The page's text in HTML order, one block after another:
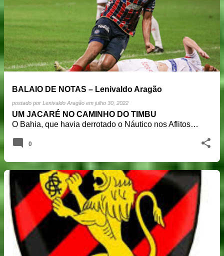
BALAIO DE NOTAS – Lenivaldo Aragão
postado por Lenivaldo Aragão em julho 30, 2022
UM JACARÉ NO CAMINHO DO TIMBU
O Bahia, que havia derrotado o Náutico nos Aflitos…
0